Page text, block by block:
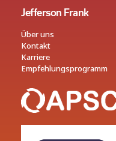
Jefferson Frank
Über uns
Kontakt
Karriere
Empfehlungsprogramm